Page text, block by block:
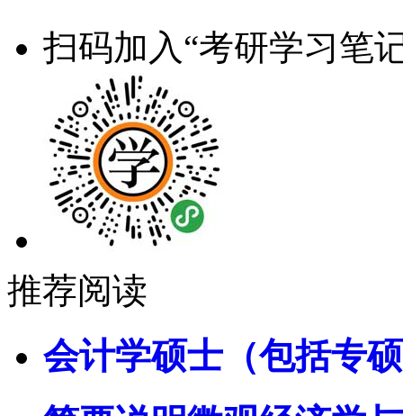
扫码加入“考研学习笔
推荐阅读
会计学硕士（包括专